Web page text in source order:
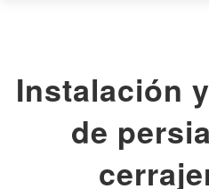
919930162
CERRAJEROS EMBAJADORES
Instalación
de